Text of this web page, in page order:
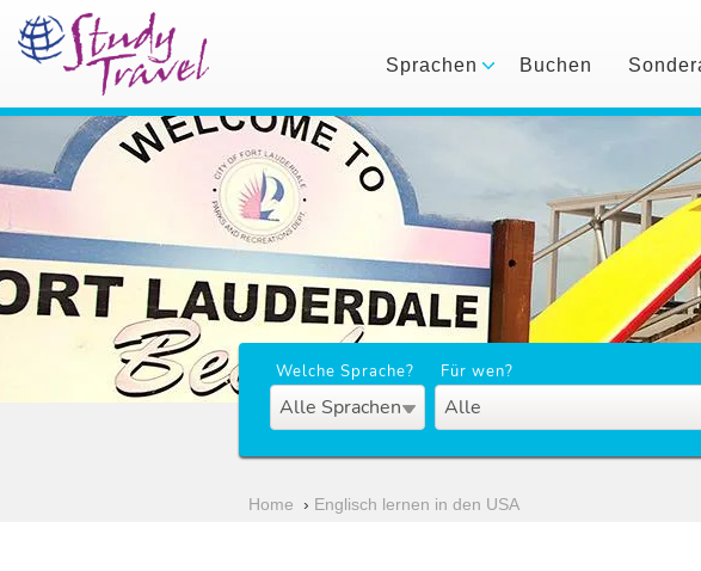
Sprachen Buchen
Welche Sprache?
Alle Sprachen
Für wen?
Alle
Home › Englisch lernen in den USA